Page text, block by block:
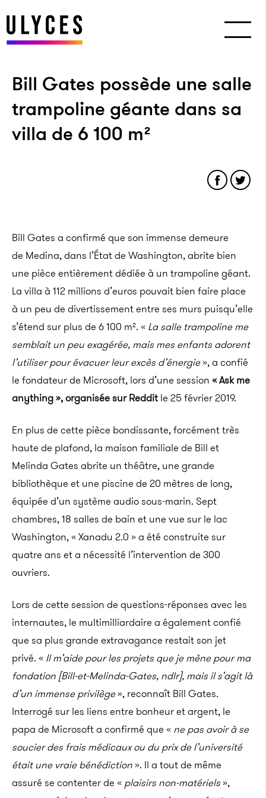
Bill Gates possède une salle
trampoline géante dans sa
villa de 6 100 m²
Bill Gates a confirmé que son immense demeure
de Medina, dans l’État de Washington, abrite bien
une pièce entièrement dédiée à un trampoline géant.
La villa à 112 millions d’euros pouvait bien faire place
à un peu de divertissement entre ses murs puisqu’elle
s’étend sur plus de 6 100 m². « La salle trampoline me
semblait un peu exagérée, mais mes enfants adorent
l’utiliser pour évacuer leur excès d’énergie», a confié
le fondateur de Microsoft, lors d’une session « Ask me
anything », organisée sur Reddit le 25 février 2019.
En plus de cette pièce bondissante, forcément très
haute de plafond, la maison familiale de Bill et
Melinda Gates abrite un théâtre, une grande
bibliothèque et une piscine de 20 mètres de long,
équipée d’un système audio sous-marin. Sept
chambres, 18 salles de bain et une vue sur le lac
Washington, « Xanadu 2.0 » a été construite sur
quatre ans et a nécessité l’intervention de 300
ouvriers.
Lors de cette session de questions-réponses avec les
internautes, le multimilliardaire a également confié
que sa plus grande extravagance restait son jet
privé. « Il m’aide pour les projets que je mène pour ma
fondation [Bill-et-Melinda-Gates, ndlr], mais il s’agit là
d’un immense privilège», reconnaît Bill Gates.
Interrogé sur les liens entre bonheur et argent, le
papa de Microsoft a confirmé que « ne pas avoir à se
soucier des frais médicaux ou du prix de l’université
était une vraie bénédiction». Il a tout de même
assuré se contenter de « plaisirs non-matériels»,